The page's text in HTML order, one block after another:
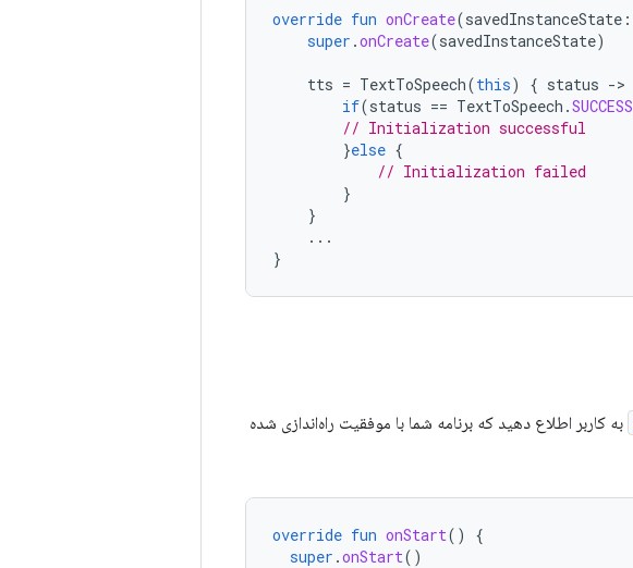
override fun onCreate(savedInstanceState :
super .onCreate(savedInstanceState)
tts = TextToSpeech(this) { status -
if(status == TextToSpeech .SUCCESS
// Initialization successful
}else {
// Initialization failed
}
}
...
}
به کاربر اطلاع دهید که برنامه شما با موفقیت راه‌اندازی شده
override fun onStart()
{
super .onStart()